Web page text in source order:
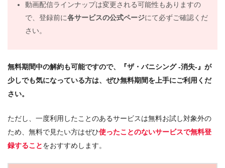
動画配信ラインナップは変更される可能性もありますの
で、登録前に各サービスの公式ページにて必ずご確認くだ
さい。
無料期間中の解約も可能ですので、『ザ・バニシング -消失-』が
少しでも気になっている方は、ぜひ無料期間を上手にご利用くだ
さい。
ただし、一度利用したことのあるサービスは無料お試し対象外の
ため、無料で見たい方はぜひ使ったことのないサービスで無料登
録することをおすすめします。